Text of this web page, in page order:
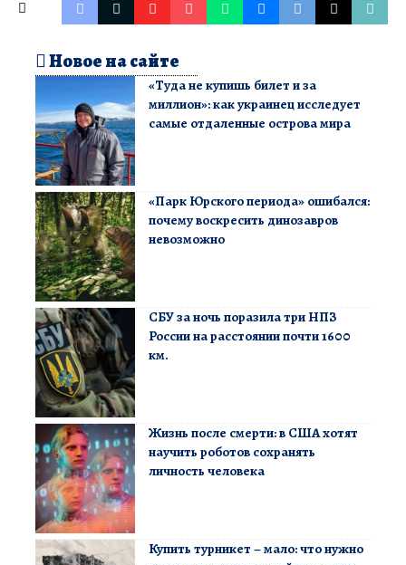
Новое на сайте
«Туда не купишь билет и за
миллион»: как украинец исследует
самые отдаленные острова мира
«Парк Юрского периода» ошибался:
почему воскресить динозавров
невозможно
СБУ за ночь поразила три НПЗ
России на расстоянии почти 1600
км.
Жизнь после смерти: в США хотят
научить роботов сохранять
личность человека
Купить турникет – мало: что нужно